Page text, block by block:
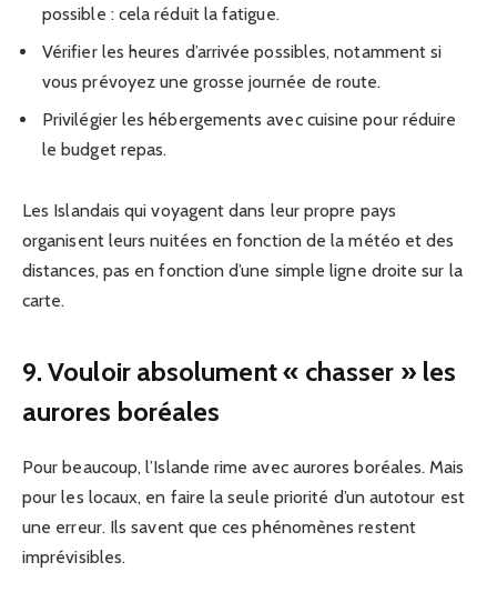
possible : cela réduit la fatigue.
Vérifier les heures d’arrivée possibles, notamment si
vous prévoyez une grosse journée de route.
Privilégier les hébergements avec cuisine pour réduire
le budget repas.
Les Islandais qui voyagent dans leur propre pays
organisent leurs nuitées en fonction de la météo et des
distances, pas en fonction d’une simple ligne droite sur la
carte.
9. Vouloir absolument « chasser » les
aurores boréales
Pour beaucoup, l’Islande rime avec aurores boréales. Mais
pour les locaux, en faire la seule priorité d’un autotour est
une erreur. Ils savent que ces phénomènes restent
imprévisibles.